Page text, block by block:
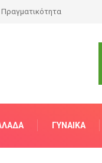
όλα: Η
ΓΥΝΑΊΚΑ